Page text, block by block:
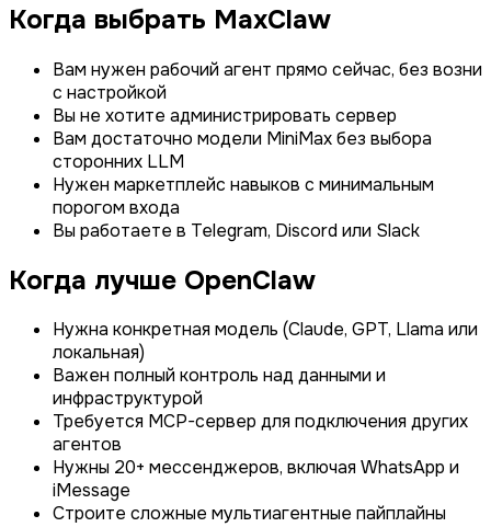
Когда выбрать MaxClaw
Вам нужен рабочий агент прямо сейчас, без возни
с настройкой
Вы не хотите администрировать сервер
Вам достаточно модели MiniMax без выбора
сторонних LLM
Нужен маркетплейс навыков с минимальным
порогом входа
Вы работаете в Telegram, Discord или Slack
Когда лучше OpenClaw
Нужна конкретная модель (Claude, GPT, Llama или
локальная)
Важен полный контроль над данными и
инфраструктурой
Требуется MCP-сервер для подключения других
агентов
Нужны 20+ мессенджеров, включая WhatsApp и
iMessage
Строите сложные мультиагентные пайплайны